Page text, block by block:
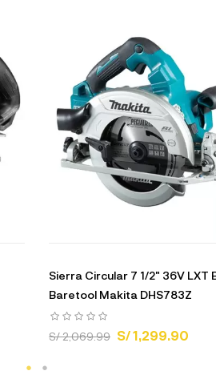
Sierra Circular 7 1/2" 36V LXT
Baretool Makita DHS783Z
S/ 2,069.99 S/ 1,299.90